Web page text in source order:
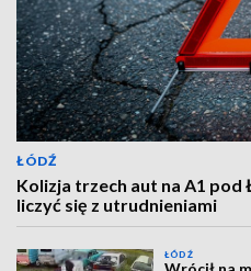
ŁÓDŹ
Kolizja trzech aut na A1 pod
liczyć się z utrudnieniami
ŁÓDŹ